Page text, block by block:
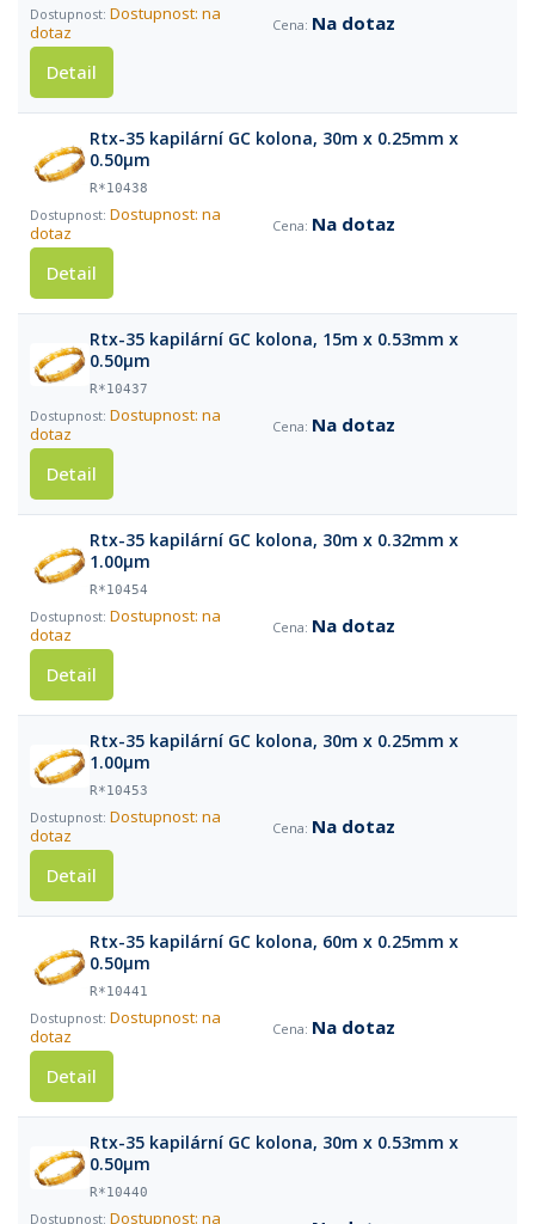
Dostupnost: na
dotaz
Na dotaz
Detail
Rtx-35 kapilární GC kolona, 30m x 0.25mm x
0.50µm
R*10438
Dostupnost: na
dotaz
Na dotaz
Detail
Rtx-35 kapilární GC kolona, 15m x 0.53mm x
0.50µm
R*10437
Dostupnost: na
dotaz
Na dotaz
Detail
Rtx-35 kapilární GC kolona, 30m x 0.32mm x
1.00µm
R*10454
Dostupnost: na
dotaz
Na dotaz
Detail
Rtx-35 kapilární GC kolona, 30m x 0.25mm x
1.00µm
R*10453
Dostupnost: na
dotaz
Na dotaz
Detail
Rtx-35 kapilární GC kolona, 60m x 0.25mm x
0.50µm
R*10441
Dostupnost: na
dotaz
Na dotaz
Detail
Rtx-35 kapilární GC kolona, 30m x 0.53mm x
0.50µm
R*10440
Dostupnost: na